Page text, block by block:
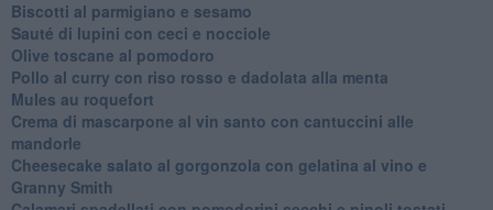
Biscotti al parmigiano e sesamo
Sauté di lupini con ceci e nocciole
Olive toscane al pomodoro
Pollo al curry con riso rosso e dadolata alla menta
Mules au roquefort
Crema di mascarpone al vin santo con cantuccini alle
mandorle
Cheesecake salato al gorgonzola con gelatina al vino e
Granny Smith